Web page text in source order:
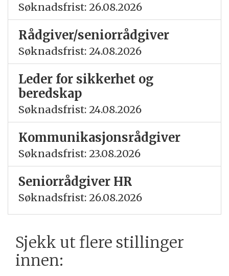
Søknadsfrist: 26.08.2026
Rådgiver/seniorrådgiver
Søknadsfrist: 24.08.2026
Leder for sikkerhet og
beredskap
Søknadsfrist: 24.08.2026
Kommunikasjonsrådgiver
Søknadsfrist: 23.08.2026
Seniorrådgiver HR
Søknadsfrist: 26.08.2026
Sjekk ut flere stillinger
innen: